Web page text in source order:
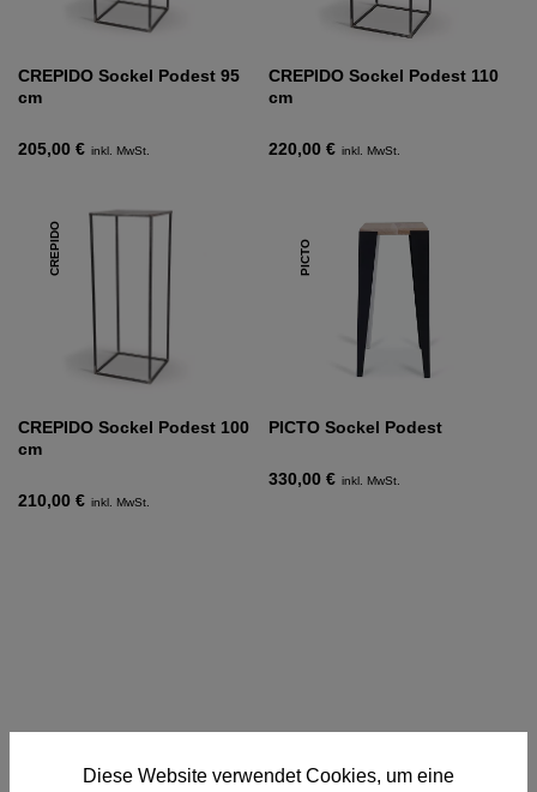
CREPIDO Sockel Podest 95
cm
205,00 € inkl. MwSt.
CREPIDO Sockel Podest 110
cm
220,00 € inkl. MwSt.
CREPIDO
CREPIDO Sockel Podest 100
cm
210,00 € inkl. MwSt.
PICTO
PICTO Sockel Podest
330,00 € inkl. MwSt.
Diese Website verwendet Cookies, um eine